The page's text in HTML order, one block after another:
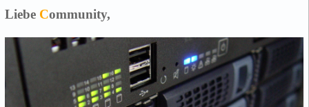
Liebe Community,